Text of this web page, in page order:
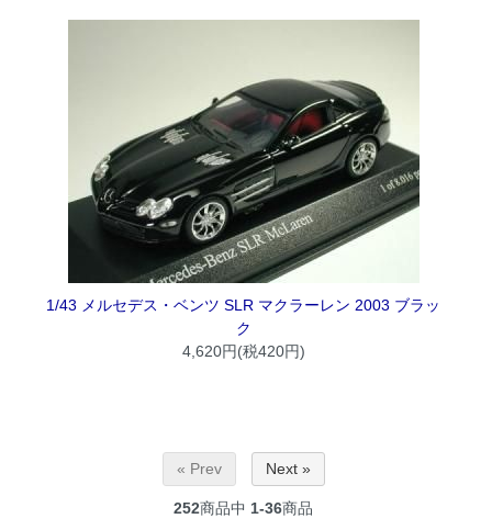
1/43 メルセデス・ベンツ SLR マクラーレン 2003 ブラッ
ク
4,620円(税420円)
« Prev Next »
252商品中 1-36商品